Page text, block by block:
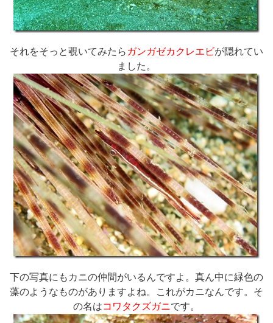
それをそっと覗いてみたら ガンガゼカクレエビが隠れてい
ました。
下の写真にもカニの仲間がいるんですよ。真ん中に緑色の
藻のようなものがありますよね。これがカニなんです。そ
の名はコワタクズガニです。